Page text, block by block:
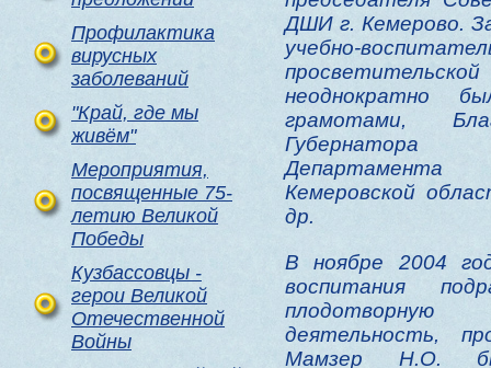
Профилактика
вирусных
заболеваний
"Край, где мы
живём"
Мероприятия,
посвященные 75-
летию Великой
Победы
Кузбассовцы -
герои Великой
Отечественной
Войны
ДШИ г. Кемерово.
учебно-
неоднократно
грамотами,
Губернатора
Департамента
Кемеровской
др.
В ноябре 2004
воспитания
плодотворную
деятельность,
Мамзер Н.О.